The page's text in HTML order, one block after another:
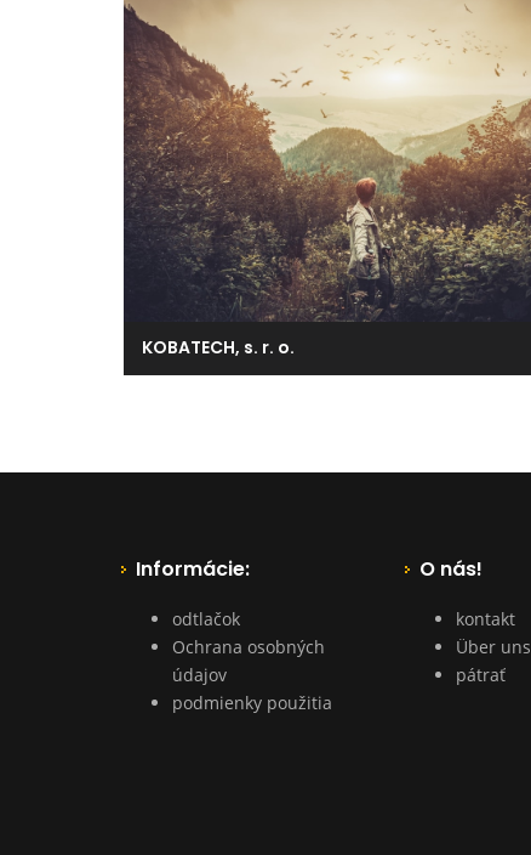
KOBATECH, s. r. o.
Informácie:
odtlačok
Ochrana osobných
údajov
podmienky použitia
O nás!
kontakt
Über uns
pátrať